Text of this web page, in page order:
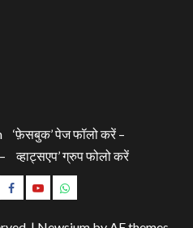
‘फ़ेसबुक’ पेज फॉलो करें –
व्हाट्सएप’ ग्रुप फोलो करें
‘फ़ेसबुक’‘फ़ेसबुक’व्हाट्सएप’